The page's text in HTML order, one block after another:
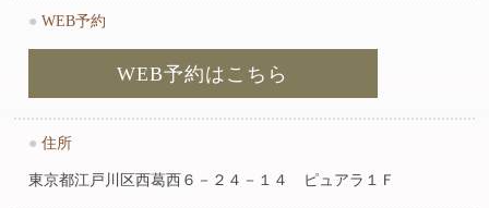
● WEB予約
WEB予約はこちら
● 住所
東京都江戸川区西葛西６－２４－１４ ピュアラ１Ｆ